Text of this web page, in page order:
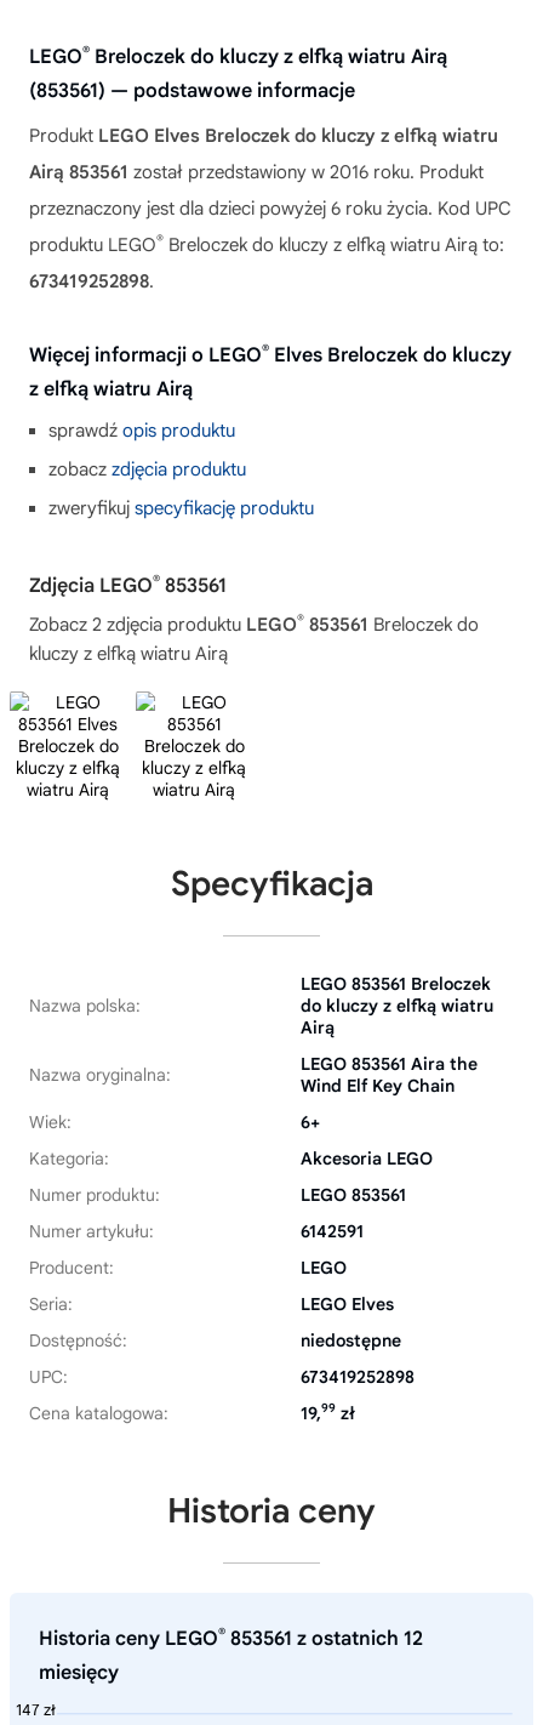
LEGO® Breloczek do kluczy z elfką wiatru Airą
(853561) — podstawowe informacje
Produkt LEGO Elves Breloczek do kluczy z elfką wiatru
Airą 853561 został przedstawiony w 2016 roku. Produkt
przeznaczony jest dla dzieci powyżej 6 roku życia. Kod UPC
produktu LEGO® Breloczek do kluczy z elfką wiatru Airą to:
673419252898.
Więcej informacji o LEGO® Elves Breloczek do kluczy
z elfką wiatru Airą
sprawdź opis produktu
zobacz zdjęcia produktu
zweryfikuj specyfikację produktu
Zdjęcia LEGO® 853561
Zobacz 2 zdjęcia produktu LEGO® 853561 Breloczek do
kluczy z elfką wiatru Airą
Specyfikacja
Nazwa polska:
LEGO 853561 Breloczek
do kluczy z elfką wiatru
Airą
Nazwa oryginalna:
LEGO 853561 Aira the
Wind Elf Key Chain
Wiek:
6+
Kategoria:
Akcesoria LEGO
Numer produktu:
LEGO 853561
Numer artykułu:
6142591
Producent:
LEGO
Seria:
LEGO Elves
Dostępność:
niedostępne
UPC:
673419252898
Cena katalogowa:
19,99 zł
Historia ceny
Historia ceny LEGO® 853561 z ostatnich 12
miesięcy
147 zł